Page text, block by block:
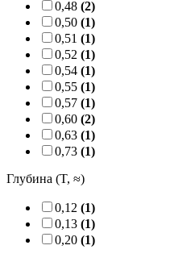
0,48 (2)
0,50 (1)
0,51 (1)
0,52 (1)
0,54 (1)
0,55 (1)
0,57 (1)
0,60 (2)
0,63 (1)
0,73 (1)
Глубина (T, ≈)
0,12 (1)
0,13 (1)
0,20 (1)